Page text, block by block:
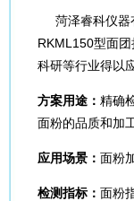
菏泽睿科仪器
RKML150型面
科研等行业得以
方案用途： 精确
面粉的品质和加
应用场景： 面粉
检测指标： 面粉